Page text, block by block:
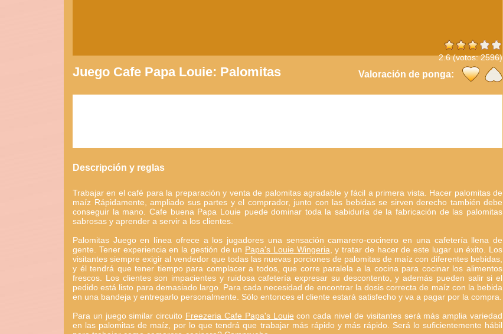
Juego Cafe Papa Louie: Palomitas
2.6(votos:2596)
Valoración de ponga:
Descripción y reglas
Trabajar en el café para la preparación y venta de palomitas agradable y fácil a primera vista. Hacer palomitas de
maíz Rápidamente, ampliado sus partes y el comprador, junto con las bebidas se sirven derecho también debe
conseguir la mano. Cafe buena Papa Louie puede dominar toda la sabiduría de la fabricación de las palomitas
sabrosas y aprender a servir a los clientes.
Palomitas Juego en línea ofrece a los jugadores una sensación camarero-cocinero en una cafetería llena de
gente. Tener experiencia en la gestión de un Papa's Louie Wingeria , y tratar de hacer de este lugar un éxito. Los
visitantes siempre exigir al vendedor que todas las nuevas porciones de palomitas de maíz con diferentes bebidas,
y él tendrá que tener tiempo para complacer a todos, que corre paralela a la cocina para cocinar los alimentos
frescos. Los clientes son impacientes y ruidosa cafetería expresar su descontento, y además pueden salir si el
pedido está listo para demasiado largo. Para cada necesidad de encontrar la dosis correcta de maíz con la bebida
en una bandeja y entregarlo personalmente. Sólo entonces el cliente estará satisfecho y va a pagar por la compra.
Para un juego similar circuito Freezeria Cafe Papa's Louie con cada nivel de visitantes será más amplia variedad
en las palomitas de maíz, por lo que tendrá que trabajar más rápido y más rápido. Será lo suficientemente hábil